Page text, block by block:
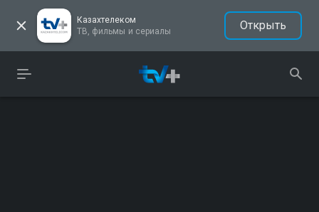
Казахтелеком
ТВ, фильмы и сериалы
Открыть